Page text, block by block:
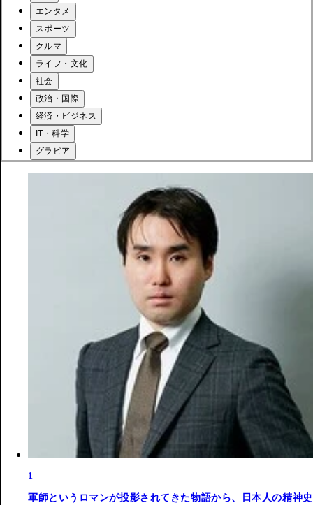
エンタメ
スポーツ
クルマ
ライフ・文化
社会
政治・国際
経済・ビジネス
IT・科学
グラビア
1
軍師というロマンが投影されてきた物語から、日本人の精神史